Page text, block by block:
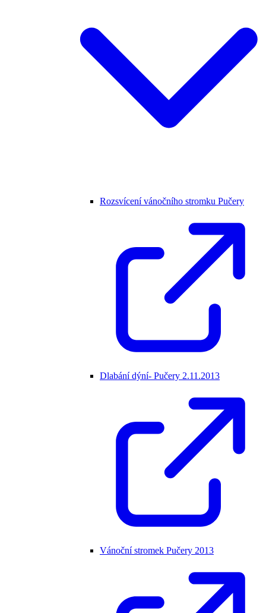
Rozsvícení vánočního stromku Pučery
Dlabání dýní- Pučery 2.11.2013
Vánoční stromek Pučery 2013